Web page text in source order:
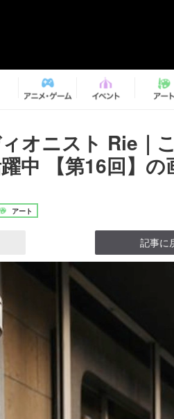
オニスト Rie｜
中 【第16回】の
アート
記事に